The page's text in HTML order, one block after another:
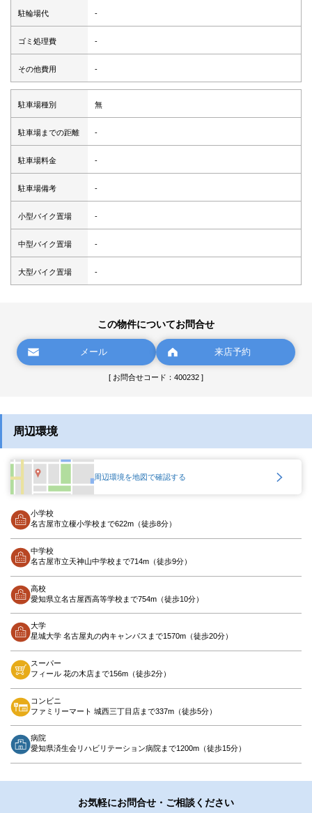
駐輪場代 -
ゴミ処理費 -
その他費用 -
駐車場種別 無
駐車場までの距離 -
駐車場料金 -
駐車場備考 -
小型バイク置場 -
中型バイク置場 -
大型バイク置場 -
この物件についてお問合せ
メール 来店予約
[ お問合せコード：400232 ]
周辺環境
周辺環境を地図で確認する
小学校
名古屋市立榎小学校まで622m（徒歩8分）
中学校
名古屋市立天神山中学校まで714m（徒歩9分）
高校
愛知県立名古屋西高等学校まで754m（徒歩10分）
大学
星城大学 名古屋丸の内キャンパスまで1570m（徒歩20分）
スーパー
フィール 花の木店まで156m（徒歩2分）
コンビニ
ファミリーマート 城西三丁目店まで337m（徒歩5分）
病院
愛知県済生会リハビリテーション病院まで1200m（徒歩15分）
お気軽にお問合せ・ご相談ください